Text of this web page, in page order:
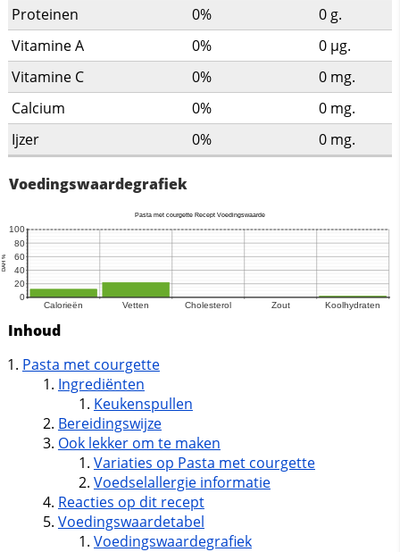
Proteinen 0% 0g.
Vitamine A
0% 0 µg.
Vitamine C
0% 0 mg.
Calcium
0% 0 mg.
Ijzer
0% 0 mg.
Voedingswaardegrafiek
Inhoud
Pasta met courgette
Ingrediënten
Keukenspullen
Bereidingswijze
Ook lekker om te maken
Variaties op Pasta met courgette
Voedselallergie informatie
Reacties op dit recept
Voedingswaardetabel
Voedingswaardegrafiek